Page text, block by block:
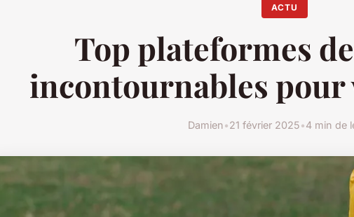
ACTU
Top plateformes
incontournables pour
Damien•21 février 2025•4 min de